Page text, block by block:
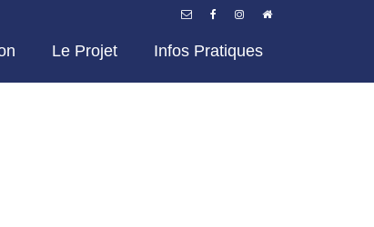
Le Projet Infos Pratiques